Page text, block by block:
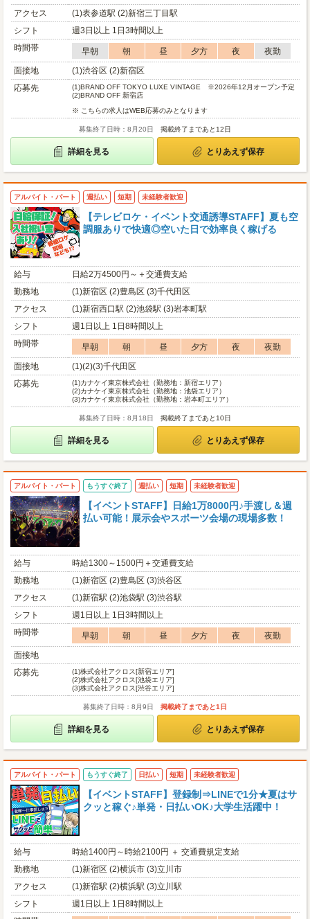
アクセス
(1)表参道駅 (2)新宿三丁目駅
シフト
週3日以上 1日3時間以上
時間帯
早朝 朝 昼 夕方 夜
夜勤
面接地
(1)渋谷区 (2)新宿区
応募先
(1)BRAND OFF TOKYO LUXE VINTAGE ※2026年12月オープン予定
(2)BRAND OFF 新宿店
※ こちらの求人はWEB応募のみとなります
募集終了日時：8月20日 掲載終了まであと12日
詳細を見る とりあえず保存
アルバイト・パート 週払い 短期 未経験者歓迎
【テレビロケ・イベント交通誘導STAFF】夏も空
調服ありで快適◎空いた日で効率良く稼げる
給与
日給2万4500円～＋交通費支給
勤務地
(1)新宿区 (2)豊島区 (3)千代田区
アクセス
(1)新宿西口駅 (2)池袋駅 (3)岩本町駅
シフト
週1日以上 1日8時間以上
時間帯
早朝 朝 昼 夕方 夜
夜勤
面接地
(1)(2)(3)千代田区
応募先
(1)カナケイ東京株式会社（勤務地：新宿エリア）
(2)カナケイ東京株式会社（勤務地：池袋エリア）
(3)カナケイ東京株式会社（勤務地：岩本町エリア）
募集終了日時：8月18日 掲載終了まであと10日
詳細を見る とりあえず保存
アルバイト・パート もうすぐ終了 週払い 短期 未経験者歓迎
【イベントSTAFF】日給1万8000円♪手渡し＆週
払い可能！展示会やスポーツ会場の現場多数！
給与
時給1300～1500円＋交通費支給
勤務地
(1)新宿区 (2)豊島区 (3)渋谷区
アクセス
(1)新宿駅 (2)池袋駅 (3)渋谷駅
シフト
週1日以上 1日3時間以上
時間帯
早朝 朝 昼 夕方 夜
夜勤
面接地
応募先
(1)株式会社アクロス[新宿エリア]
(2)株式会社アクロス[池袋エリア]
(3)株式会社アクロス[渋谷エリア]
募集終了日時：8月9日 掲載終了まであと1日
詳細を見る とりあえず保存
アルバイト・パート もうすぐ終了 日払い 短期 未経験者歓迎
【イベントSTAFF】登録制⇒LINEで1分★夏はサ
クッと稼ぐ♪単発・日払いOK♪大学生活躍中！
給与
時給1400円～時給2100円 ＋ 交通費規定支給
勤務地
(1)新宿区 (2)横浜市 (3)立川市
アクセス
(1)新宿駅 (2)横浜駅 (3)立川駅
シフト
週1日以上 1日8時間以上